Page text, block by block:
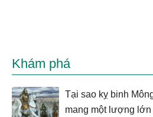
Khám phá
Tại sao kỵ binh
mang một lượng